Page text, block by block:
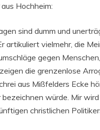
aus Hochheim:
sind dumm und
artikuliert vielmehr, die
gegen
die grenzenlose
aus Mißfelders Ecke
würde. Mir
christlichen